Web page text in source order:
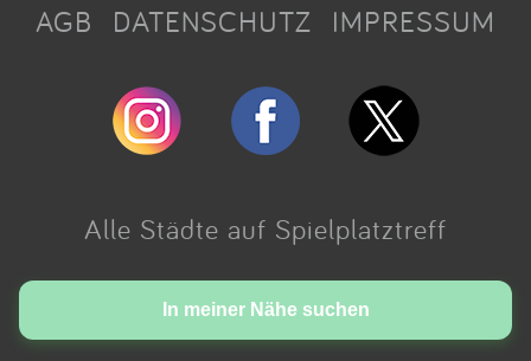
In meiner Nähe suchen
AGB DATENSCHUTZ IMPRESSUM
Alle Städte auf Spielplatztreff
Made with love in Cologne.